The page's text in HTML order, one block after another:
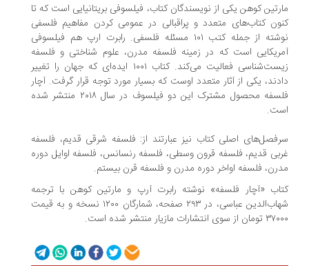
مارتین کوهن یکی از نویسندگان کتاب، فیلسوفی بریتانیایی است که تا
کنون کتاب‌های متعدد و پراقبالی در عمومی کردن مفاهیم فلسفی
نوشته از جمله کتب ۱۰۱ مسئله فلسفی. رابرت ارپ هم فیلسوفی
آمریکایی است که در زمینه فلسفه مدرن، علوم شناختی و فلسفه
زیست‌شناسی فعالیت می‌کند. کتاب ۱۰۰۱ ایده‌ای که جهان را تغییر
دادند، یکی از آثار متعدد اوست که بسیار مورد توجه قرار گرفت. آچار
فلسفه محصول مشترک این دو فیلسوف در سال ۲۰۱۸ منتشر شده
است.
سرفصل‌های اصلی کتاب نیز عبارتند از: فلسفه شرقی قدیم، فلسفه
غربی قدیم، فلسفه قرون وسطی، فلسفه رنسانس، فلسفه اوایل دوره
مدرن، فلسفه اواخر دوره مدرن و فلسفه قرن بیستم.
کتاب «آچار فلسفه» نوشته رابرت آرپ و مارتین کوهن با ترجمه
شهاب‌الدین عباسی، در ۲۹۳ صفحه، شمارگان ۱۲۰۰ نسخه و به قیمت
۳۷۰۰۰ تومان از سوی انتشارات مازیار منتشر شده است.